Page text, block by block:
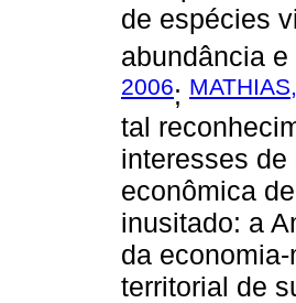
de espécies
abundância
2006;
tal
interesses
econômica
inusitado: a
da
territorial de